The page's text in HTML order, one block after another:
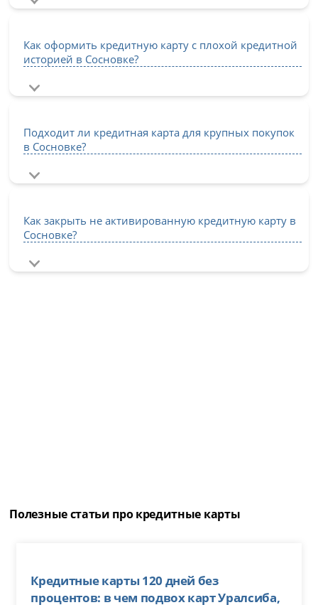
Как оформить кредитную карту с плохой кредитной
историей в Сосновке?
Подходит ли кредитная карта для крупных покупок
в Сосновке?
Как закрыть не активированную кредитную карту в
Сосновке?
Полезные статьи про кредитные карты
Кредитные карты 120 дней без
процентов: в чем подвох карт Уралсиба,